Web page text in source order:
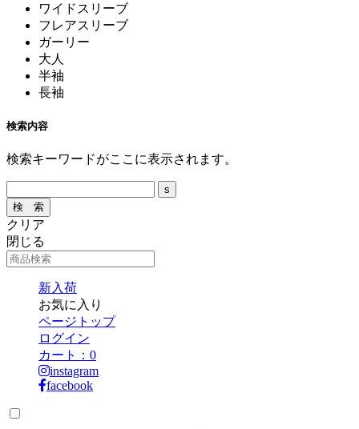
ワイドスリーブ
フレアスリーブ
ガーリー
大人
半袖
長袖
検索内容
検索キーワードがここに表示されます。
クリア
閉じる
新入荷
お気に入り
ページトップ
ログイン
カート： 0
instagram
facebook